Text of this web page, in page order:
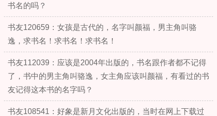
书名的吗？
书友120659：女孩是古代的，名字叫颜福，男主角叫骆
逸，求书名！求书名！求书名！
书友112039：应该是2004年出版的，书名跟作者都不记得
了，书中的男主角叫骆逸，女主角应该叫颜福，有看过的书
友记得这本书的名字吗？
书友108541：好象是新月文化出版的，当时在网上下载过